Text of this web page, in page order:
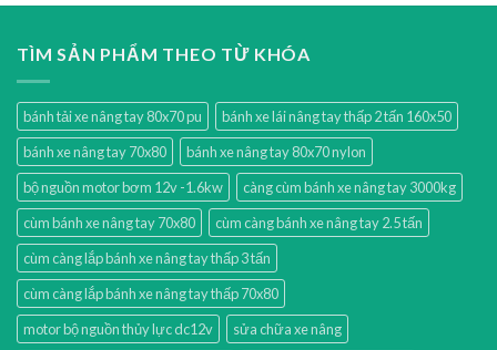
TÌM SẢN PHẨM THEO TỪ KHÓA
bánh tải xe nâng tay 80x70 pu
bánh xe lái nâng tay thấp 2 tấn 160x50
bánh xe nâng tay 70x80
bánh xe nâng tay 80x70 nylon
bộ nguồn motor bơm 12v -1.6kw
càng cùm bánh xe nâng tay 3000kg
cùm bánh xe nâng tay 70x80
cùm càng bánh xe nâng tay 2.5 tấn
cùm càng lắp bánh xe nâng tay thấp 3 tấn
cùm càng lắp bánh xe nâng tay thấp 70x80
motor bộ nguồn thủy lực dc12v
sửa chữa xe nâng